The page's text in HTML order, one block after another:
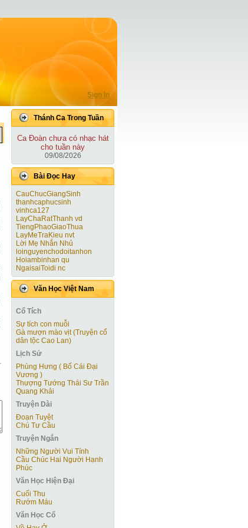
Sign In
Thánh Ca Trong Tuần
Ca Ðoàn chưa có nhạc hát
cho tuần này
09/08/2026
Bài Ðọc Hay
CauChucGiangSinh
thanhcaphucsinh
vinhca127
LayChaRatThanh vd
TiengPhaoGiaoThua
LayMeTraKieu nvt
Lời Mẹ Nhắn Nhủ
loinguyenchodoitanhon
Hoiambinhan qu
NgaisaiToidi nc
Văn Học Việt Nam
Cổ Tích
Sự tích con muỗi
Gà mượn mào vịt (Truyện cổ
dân tộc Cao Lan)
Lịch Sử
Phùng Hưng ( Bố Cái Đại
Vương )
Thượng Tướng Thái Sư Trần
Quang Khải
Truyện Dài
Ðoạn Tuyệt
Chú Tư Cầu
Truyện Ngắn
Những Người Vui Tính
Cầu Chúc Hai Người Hạnh
Phúc
Văn Học Hiện Ðại
Cuối Thu
Rướm Máu
Văn Học Cổ